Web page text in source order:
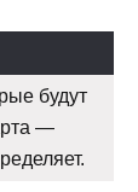
будут
—